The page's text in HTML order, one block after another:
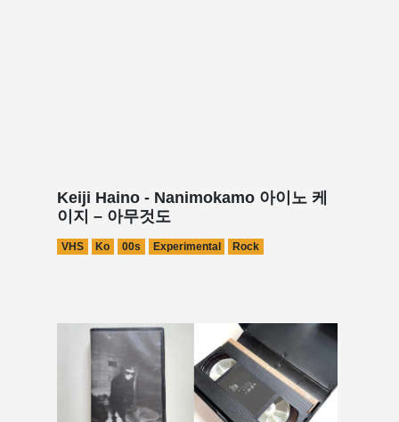
Keiji Haino - Nanimokamo 아이노 케
이지 – 아무것도
VHS Ko 00s Experimental Rock